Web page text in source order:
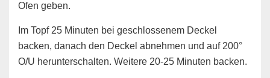
Ofen geben.
Im Topf 25 Minuten bei geschlossenem Deckel
backen, danach den Deckel abnehmen und auf 200°
O/U herunterschalten. Weitere 20-25 Minuten backen.